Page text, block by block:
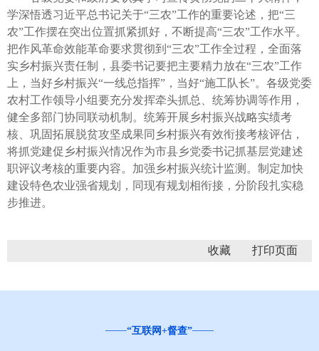
学深悟透习近平总书记关于“三农”工作的重要论述，把“三
农”工作摆在突出位置抓紧抓好，不断提高“三农”工作水平。
把作风革命效能革命要求贯彻到“三农”工作全过程，全面落
实乡村振兴责任制，县委书记要把主要精力放在“三农”工作
上，当好乡村振兴“一线总指挥”，当好“施工队长”。各级党委
农村工作领导小组要充分发挥牵头抓总、统筹协调等作用，
健全多部门协同联动机制。统筹开展乡村振兴战略实绩考
核、巩固拓展脱贫攻坚成果同乡村振兴有效衔接考核评估，
将抓党建促乡村振兴情况作为市县乡党委书记抓基层党建述
职评议考核的重要内容。加强乡村振兴统计监测。制定加快
建设特色农业强省规划，同现有规划相衔接，分阶段扎实稳
步推进。
收藏
“互联网+督查”